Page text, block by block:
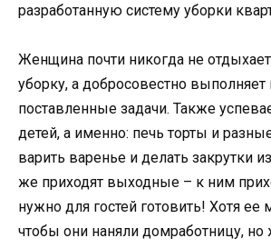
разработанную систему уборки
Женщина почти никогда не
уборку, а добросовестно выполняет
поставленные задачи. Также
детей, а именно: печь торты и
варить варенье и делать закрутки
же приходят выходные – к ним
нужно для гостей готовить! Хотя
чтобы они наняли домработницу,